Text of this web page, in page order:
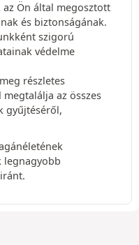
Ön által megosztott
és biztonságának.
szigorú
védelme
részletes
megtalálja az összes
gyűjtéséről,
legnagyobb